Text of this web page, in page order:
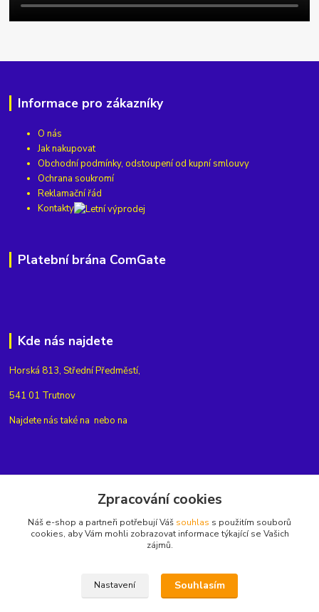
Informace pro zákazníky
O nás
Jak nakupovat
Obchodní podmínky, odstoupení od kupní smlouvy
Ochrana soukromí
Reklamační řád
Kontakty
Platební brána ComGate
Kde nás najdete
Horská 813, Střední Předměstí,
541 01 Trutnov
Najdete nás také na nebo na
+420775654704
Zpracování cookies
Náš e-shop a partneři potřebují Váš souhlas s použitím souborů
cookies, aby Vám mohli zobrazovat informace týkající se Vašich
zájmů.
Nastavení Souhlasím